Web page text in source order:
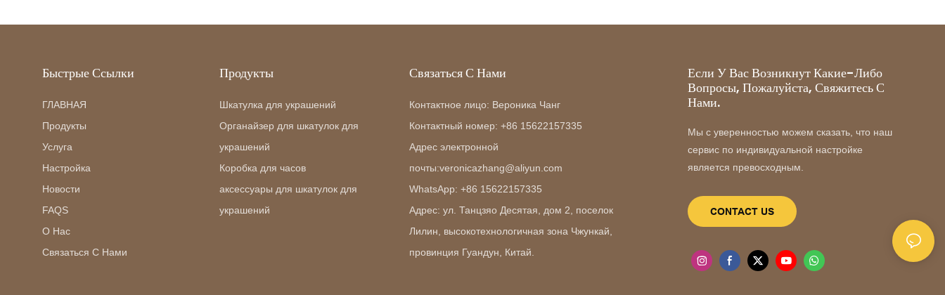
Быстрые Ссылки
ГЛАВНАЯ
Продукты
Услуга
Настройка
Новости
FAQS
О Нас
Связаться С Нами
Продукты
Шкатулка для украшений
Органайзер для шкатулок для
украшений
Коробка для часов
аксессуары для шкатулок для
украшений
Связаться С Нами
Контактное лицо: Вероника Чанг
Контактный номер: +86 15622157335
Адрес электронной
почты:veronicazhang@aliyun.com
WhatsApp: +86 15622157335
Адрес: ул. Танцзяо Десятая, дом 2, поселок
Лилин, высокотехнологичная зона Чжункай,
провинция Гуандун, Китай.
Если У Вас Возникнут Какие-Либо
Вопросы, Пожалуйста, Свяжитесь С
Нами.
Мы с уверенностью можем сказать, что наш
сервис по индивидуальной настройке
является превосходным.
CONTACT US